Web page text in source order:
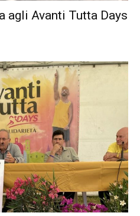
agli Avanti Tutta Days